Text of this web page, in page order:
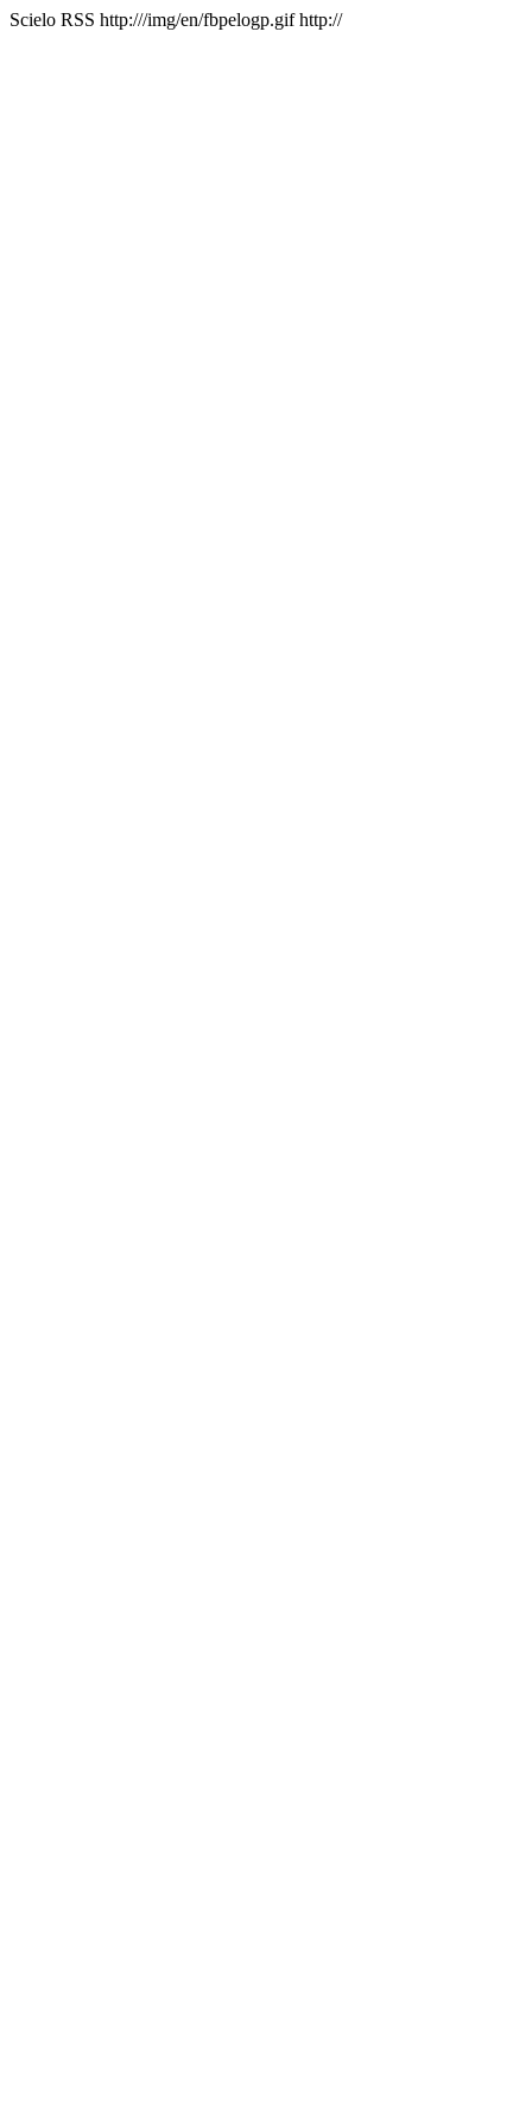
Scielo RSS http:///img/en/fbpelogp.gif http://